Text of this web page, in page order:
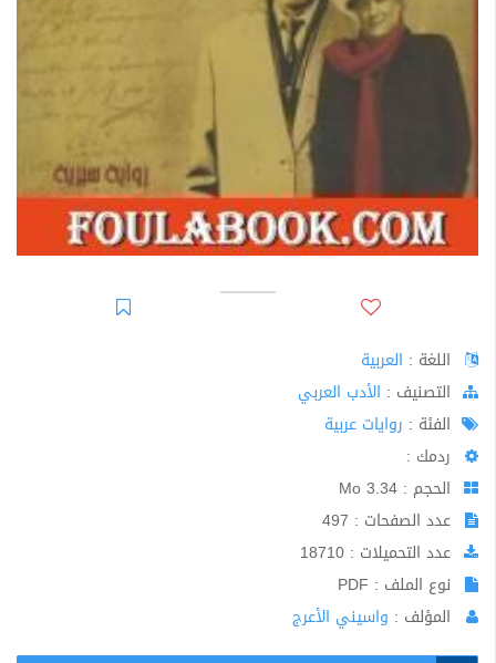
اللغة : العربية
اﻟﺘﺼﻨﻴﻒ : الأدب العربي
الفئة : روايات عربية
ردمك :
الحجم : 3.34 Mo
عدد الصفحات : 497
عدد التحميلات : 18710
نوع الملف : PDF
المؤلف : واسيني الأعرج